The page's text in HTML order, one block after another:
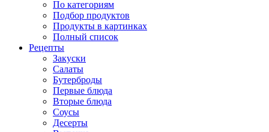
По категориям
Подбор продуктов
Продукты в картинках
Полный список
Рецепты
Закуски
Салаты
Бутерброды
Первые блюда
Вторые блюда
Соусы
Десерты